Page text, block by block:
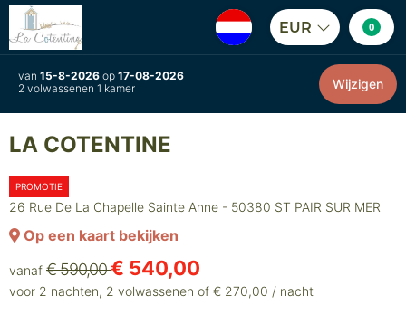
EUR 0
van 15-8-2026 op 17-08-2026
2 volwassenen 1 kamer
Wijzigen
LA COTENTINE
PROMOTIE
26 Rue De La Chapelle Sainte Anne - 50380 ST PAIR SUR MER
Op een kaart bekijken
vanaf € 590,00€ 540,00
voor 2 nachten, 2 volwassenen of € 270,00 / nacht